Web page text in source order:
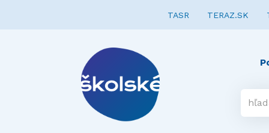
TASR TERAZ.SK